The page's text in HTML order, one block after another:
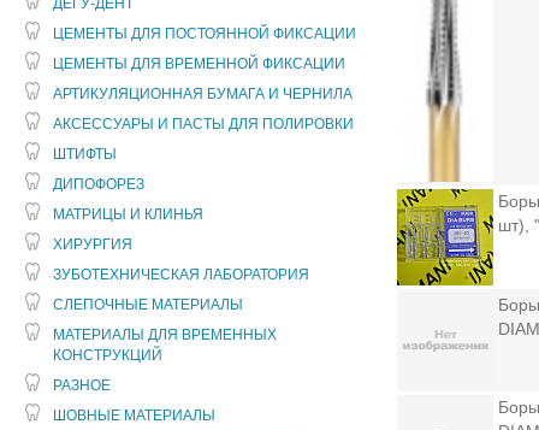
ДЕГУ-ДЕНТ
ЦЕМЕНТЫ ДЛЯ ПОСТОЯННОЙ ФИКСАЦИИ
ЦЕМЕНТЫ ДЛЯ ВРЕМЕННОЙ ФИКСАЦИИ
АРТИКУЛЯЦИОННАЯ БУМАГА И ЧЕРНИЛА
АКСЕССУАРЫ И ПАСТЫ ДЛЯ ПОЛИРОВКИ
ШТИФТЫ
ДИПОФОРЕЗ
МАТРИЦЫ И КЛИНЬЯ
ХИРУРГИЯ
ЗУБОТЕХНИЧЕСКАЯ ЛАБОРАТОРИЯ
СЛЕПОЧНЫЕ МАТЕРИАЛЫ
МАТЕРИАЛЫ ДЛЯ ВРЕМЕННЫХ
КОНСТРУКЦИЙ
РАЗНОЕ
ШОВНЫЕ МАТЕРИАЛЫ
шт),